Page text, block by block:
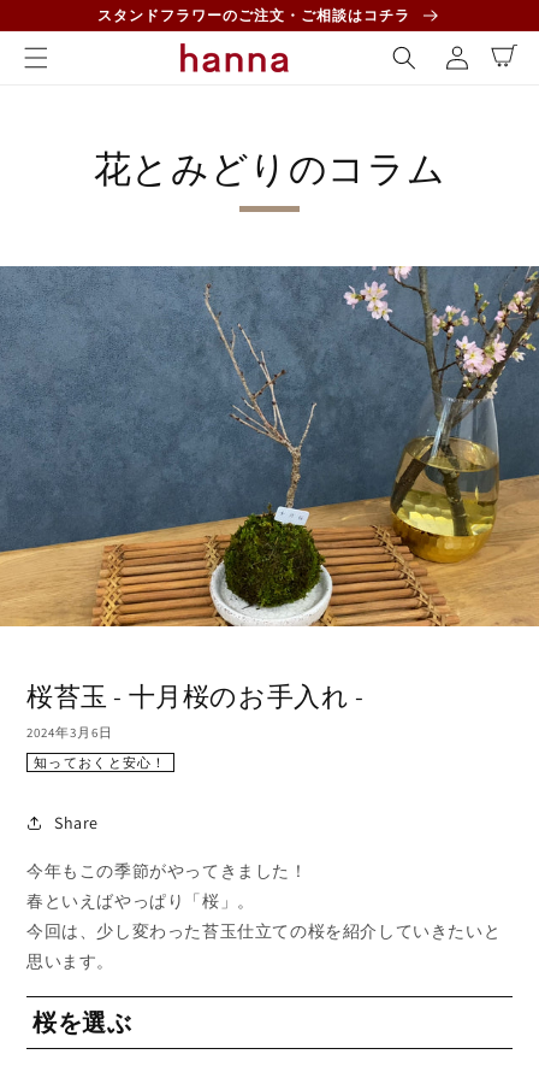
進む
スタンドフラワーのご注文・ご相談はコチラ
グ
イ
カ
ー
花とみどりのコラム
桜苔玉 - 十月桜のお手入れ -
2024年3月6日
知っておくと安心！
Share
今年もこの季節がやってきました！
春といえばやっぱり「桜」。
今回は、少し変わった苔玉仕立ての桜を紹介していきたいと
思います。
桜を選ぶ